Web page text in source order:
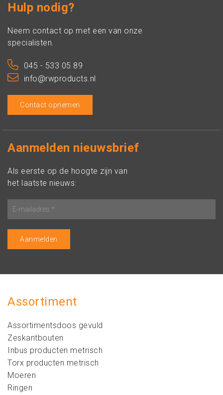
Hulp nodig?
Neem contact op met een van onze
specialisten.
045 - 533 05 89
info@rwproducts.nl
Contact opnemen
Aanmelden nieuwsbrief
Als eerste op de hoogte zijn van
het laatste nieuws:
Assortiment
Assortimentsdoos gevuld
Zeskantbouten
Inbus producten metrisch
Torx producten metrisch
Moeren
Ringen